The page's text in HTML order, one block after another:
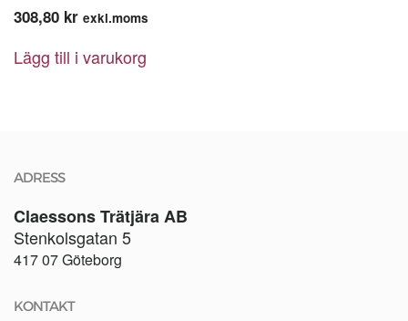
308,80 kr exkl.moms
Lägg till i varukorg
ADRESS
Claessons Trätjära AB
Stenkolsgatan 5
417 07 Göteborg
KONTAKT